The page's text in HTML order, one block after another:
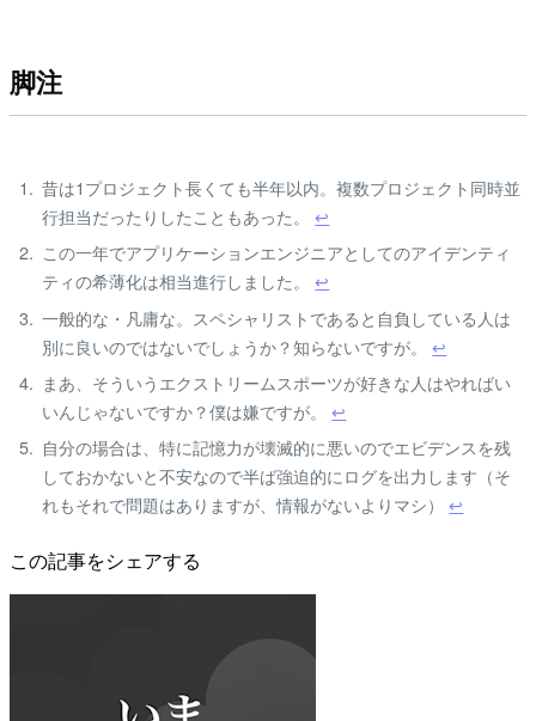
脚注
昔は1プロジェクト長くても半年以内。複数プロジェクト同時並
行担当だったりしたこともあった。↩
この一年でアプリケーションエンジニアとしてのアイデンティ
ティの希薄化は相当進行しました。↩
一般的な・凡庸な。スペシャリストであると自負している人は
別に良いのではないでしょうか？知らないですが。↩
まあ、そういうエクストリームスポーツが好きな人はやればい
いんじゃないですか？僕は嫌ですが。↩
自分の場合は、特に記憶力が壊滅的に悪いのでエビデンスを残
しておかないと不安なので半ば強迫的にログを出力します（そ
れもそれで問題はありますが、情報がないよりマシ）↩
この記事をシェアする